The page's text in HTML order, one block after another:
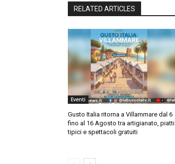
RELATED ARTICLES
Eventi
Gusto Italia ritorna a Villammare dal 6
fino al 16 Agosto tra artigianato, piatti
tipici e spettacoli gratuiti